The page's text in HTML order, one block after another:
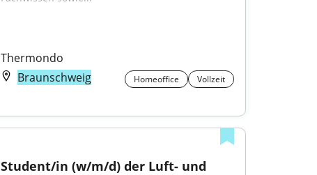
Thermondo
Braunschweig
Homeoffice Vollzeit
Student/in (w/m/d) der Luft- und